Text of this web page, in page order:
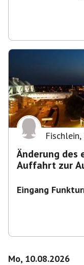
Fischlein,
Änderung des
Auffahrt zur
Eingang
Mo, 10.08.2026